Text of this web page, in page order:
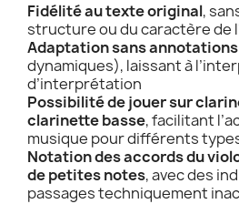
Fidélité au texte original,
structure ou du caractère
Adaptation sans annotations
dynamiques), laissant à
d’interprétation
Possibilité de jouer sur
clarinette basse, facilitant
musique pour différents
Notation des accords du
de petites notes, avec des
passages techniquement